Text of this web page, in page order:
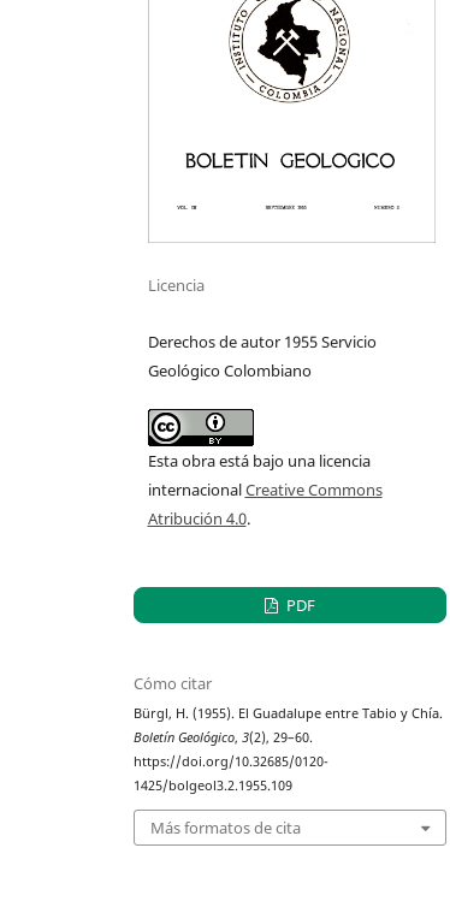
Licencia
Derechos de autor 1955 Servicio
Geológico Colombiano
Esta obra está bajo una licencia
internacionalCreative Commons
Atribución 4.0.
PDF
Cómo citar
Bürgl, H. (1955). El Guadalupe entre Tabio y Chía.
Boletín Geológico,3(2), 29–60.
https://doi.org/10.32685/0120-
1425/bolgeol3.2.1955.109
Más formatos de cita